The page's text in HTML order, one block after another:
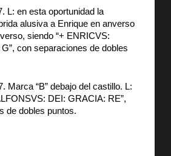
L: en esta oportunidad la
alusiva a Enrique en anverso
siendo “+ ENRICVS:
con separaciones de dobles
Marca “B” debajo del castillo. L:
DEI: GRACIA: RE”,
de dobles puntos.